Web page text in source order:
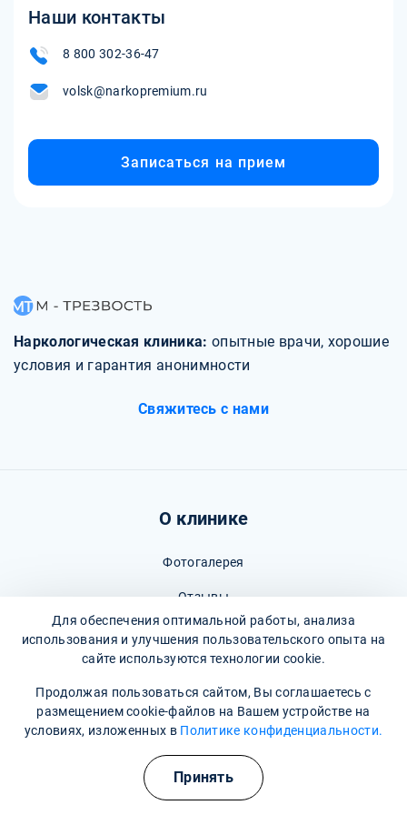
Наши контакты
8 800 302-36-47
volsk@narkopremium.ru
Записаться на прием
Наркологическая клиника: опытные врачи, хорошие
условия и гарантия анонимности
Свяжитесь с нами
О клинике
Фотогалерея
Отзывы
Карта сайта
Политика конфиденциальности
Пользовательское соглашение
Для обеспечения оптимальной работы, анализа
использования и улучшения пользовательского опыта на
сайте используются технологии cookie.
Продолжая пользоваться сайтом, Вы соглашаетесь с
размещением cookie-файлов на Вашем устройстве на
условиях, изложенных в Политике конфиденциальности.
Принять